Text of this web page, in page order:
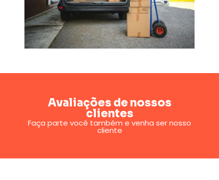
Avaliações de nossos
clientes
Faça parte você também e venha ser nosso
cliente